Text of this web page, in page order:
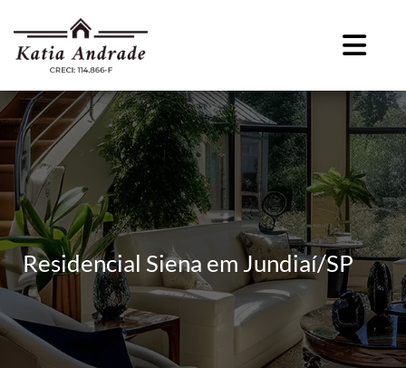
Residencial Siena em Jundiaí/SP